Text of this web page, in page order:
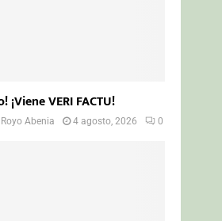
¡Viene VERI FACTU!
Abenia 4 agosto, 2026 0